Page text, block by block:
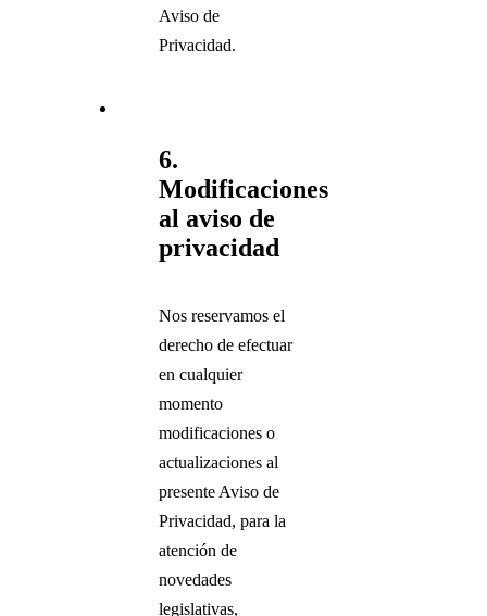
Aviso de
Privacidad.
6.
Modificaciones
al aviso de
privacidad
Nos reservamos el
derecho de efectuar
en cualquier
momento
modificaciones o
actualizaciones al
presente Aviso de
Privacidad, para la
atención de
novedades
legislativas,